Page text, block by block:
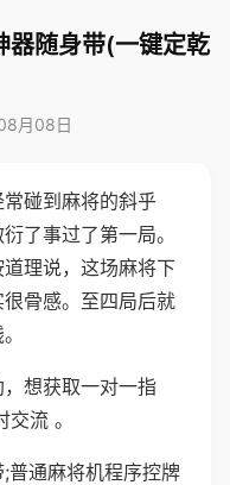
器随身带(一键定乾
月08日
碰到麻将的斜乎
了事过了第一局。
理说，这场麻将下
骨感。至四局后就
想获取一对一指
流 。
普通麻将机程序控牌